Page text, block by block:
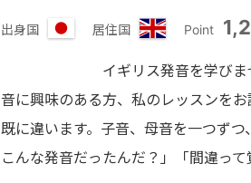
出身国
日
居住国
イ
ギ
リ
ス
Point
イギリス発音を学びませんか？
音に興味のある方、私のレッスンを
既に違います。子音、母音を一つず
こんな発音だったんだ？」「間違っ